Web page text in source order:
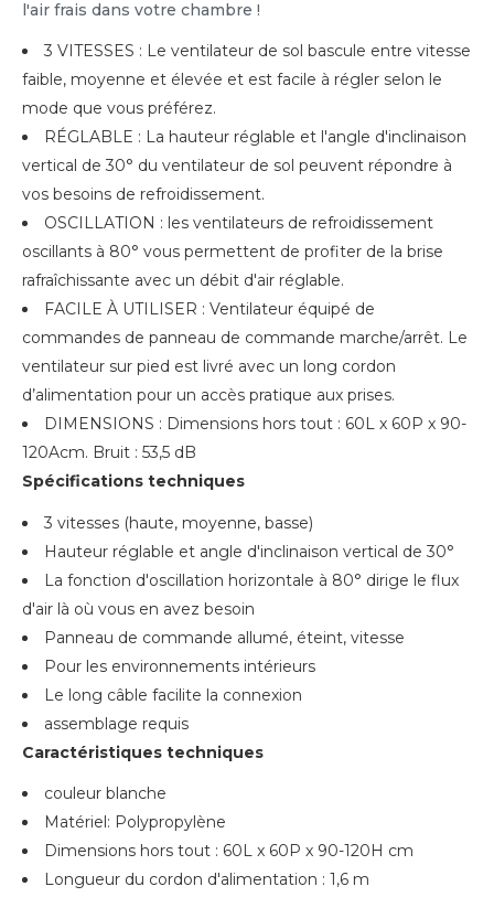
l'air frais dans votre chambre !
3 VITESSES : Le ventilateur de sol bascule entre vitesse
faible, moyenne et élevée et est facile à régler selon le
mode que vous préférez.
RÉGLABLE : La hauteur réglable et l'angle d'inclinaison
vertical de 30° du ventilateur de sol peuvent répondre à
vos besoins de refroidissement.
OSCILLATION : les ventilateurs de refroidissement
oscillants à 80° vous permettent de profiter de la brise
rafraîchissante avec un débit d'air réglable.
FACILE À UTILISER : Ventilateur équipé de
commandes de panneau de commande marche/arrêt. Le
ventilateur sur pied est livré avec un long cordon
d’alimentation pour un accès pratique aux prises.
DIMENSIONS : Dimensions hors tout : 60L x 60P x 90-
120Acm. Bruit : 53,5 dB
Spécifications techniques
3 vitesses (haute, moyenne, basse)
Hauteur réglable et angle d'inclinaison vertical de 30°
La fonction d'oscillation horizontale à 80° dirige le flux
d'air là où vous en avez besoin
Panneau de commande allumé, éteint, vitesse
Pour les environnements intérieurs
Le long câble facilite la connexion
assemblage requis
Caractéristiques techniques
couleur blanche
Matériel: Polypropylène
Dimensions hors tout : 60L x 60P x 90-120H cm
Longueur du cordon d'alimentation : 1,6 m